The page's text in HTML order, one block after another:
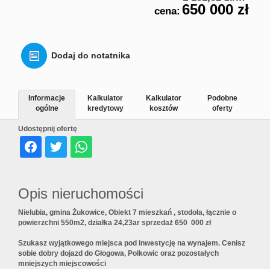
cena: 650 000 zł
Dodaj do notatnika
Udostępnij ofertę
Informacje
ogólne
Kalkulator
kredytowy
Kalkulator
kosztów
Podobne
oferty
Opis nieruchomości
Nielubia, gmina Żukowice, Obiekt 7 mieszkań , stodoła, łącznie o
powierzchni 550m2, działka 24,23ar sprzedaż 650 000 zł
Szukasz wyjątkowego miejsca pod inwestycję na wynajem. Cenisz
sobie dobry dojazd do Głogowa, Polkowic oraz pozostałych
mniejszych miejscowości